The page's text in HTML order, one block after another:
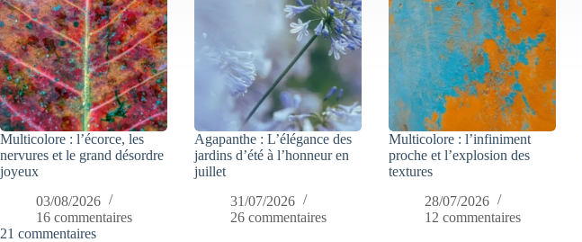
Multicolore : l’écorce, les
nervures et le grand désordre
joyeux
03/08/2026
16 commentaires
Agapanthe : L’élégance des
jardins d’été à l’honneur en
juillet
31/07/2026
26 commentaires
Multicolore : l’infiniment
proche et l’explosion des
textures
28/07/2026
12 commentaires
21 commentaires